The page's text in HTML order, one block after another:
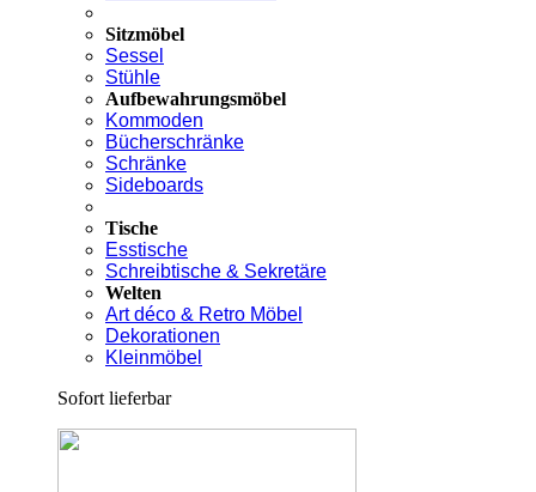
Sitzmöbel
Sessel
Stühle
Aufbewahrungsmöbel
Kommoden
Bücherschränke
Schränke
Sideboards
Tische
Esstische
Schreibtische & Sekretäre
Welten
Art déco & Retro Möbel
Dekorationen
Kleinmöbel
Sofort lieferbar